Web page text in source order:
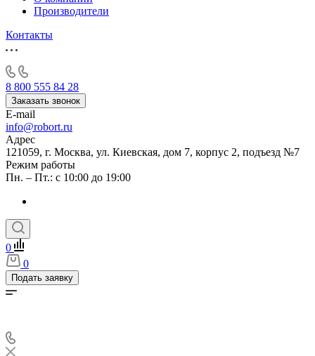
Производители
Контакты
8 800 555 84 28
Заказать звонок
E-mail
info@robort.ru
Адрес
121059, г. Москва, ул. Киевская, дом 7, корпус 2, подъезд №7
Режим работы
Пн. – Пт.: с 10:00 до 19:00
0
0
Подать заявку